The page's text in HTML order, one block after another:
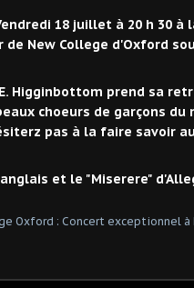
18 juillet à 20 h 30 à
New College d'Oxford
Higginbottom prend sa
choeurs de garçons du
pas à la faire savoir
et le "Miserere"